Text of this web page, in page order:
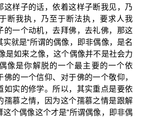
这样子的话，依着这样子断我见，乃
断我执，乃至于断法执，要求人我
的一个动机，去拜佛，去礼佛，那这
就是“所谓的偶像，即非偶像，是名
是如来之像，这个偶像并不是社会力
像是你解脱的一个最主要的一个依
的一个信仰、对于佛的一个敬仰，
如实的修学。所以，其实重点是要依
孺慕之情，因为这个孺慕之情是跟解
个偶像这个才是“所谓偶像，即非偶